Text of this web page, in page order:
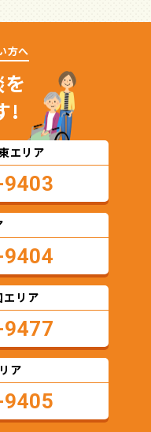
方へ
!
エリア
エリア
ア